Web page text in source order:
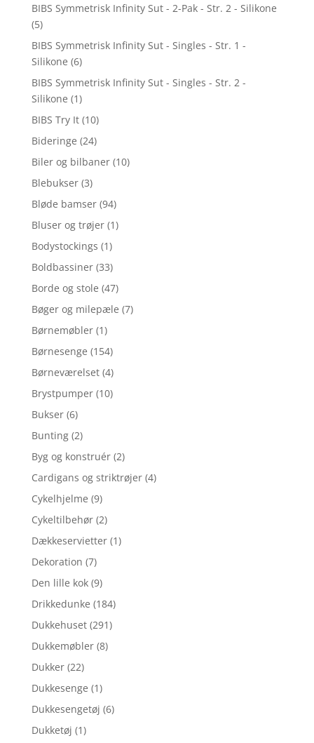
BIBS Symmetrisk Infinity Sut - 2-Pak - Str. 2 - Silikone
(5)
BIBS Symmetrisk Infinity Sut - Singles - Str. 1 -
Silikone (6)
BIBS Symmetrisk Infinity Sut - Singles - Str. 2 -
Silikone (1)
BIBS Try It (10)
Bideringe (24)
Biler og bilbaner (10)
Blebukser (3)
Bløde bamser (94)
Bluser og trøjer (1)
Bodystockings (1)
Boldbassiner (33)
Borde og stole (47)
Bøger og milepæle (7)
Børnemøbler (1)
Børnesenge (154)
Børneværelset (4)
Brystpumper (10)
Bukser (6)
Bunting (2)
Byg og konstruér (2)
Cardigans og striktrøjer (4)
Cykelhjelme (9)
Cykeltilbehør (2)
Dækkeservietter (1)
Dekoration (7)
Den lille kok (9)
Drikkedunke (184)
Dukkehuset (291)
Dukkemøbler (8)
Dukker (22)
Dukkesenge (1)
Dukkesengetøj (6)
Dukketøj (1)